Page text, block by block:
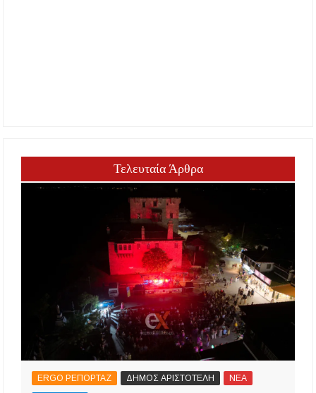
Τελευταία Άρθρα
ERGO ΡΕΠΟΡΤΑΖ ΔΗΜΟΣ ΑΡΙΣΤΟΤΕΛΗ ΝΕΑ